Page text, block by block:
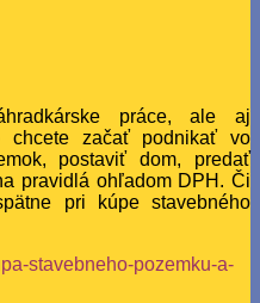
práce, ale aj
chcete začať podnikať vo
postaviť dom, predať
pravidlá ohľadom DPH. Či
pri kúpe stavebného
stavebneho-pozemku-a-